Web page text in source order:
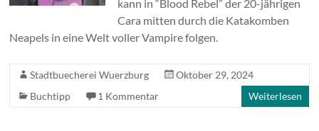
kann in “Blood Rebel” der 20-jährigen
Cara mitten durch die Katakomben
Neapels in eine Welt voller Vampire folgen.
Stadtbuecherei Wuerzburg
Oktober 29, 2024
Buchtipp
1 Kommentar Weiterlesen